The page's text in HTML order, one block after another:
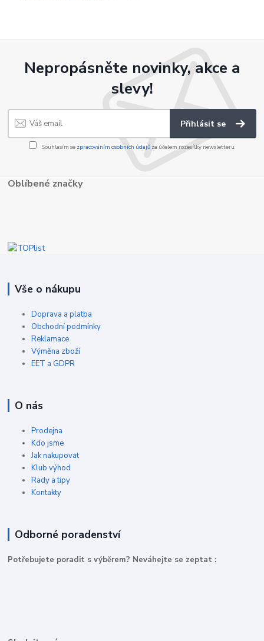
Nepropásněte novinky, akce a
slevy!
Přihlásit se
Souhlasím se zpracováním osobních údajůza účelem rozesílky newsletteru.
Oblíbené značky
Vše o nákupu
Doprava a platba
Obchodní podmínky
Reklamace
Výměna zboží
EET a GDPR
O nás
Prodejna
Kdo jsme
Jak nakupovat
Klub výhod
Rady a tipy
Kontakty
Odborné poradenství
Potřebujete poradit s výběrem? Neváhejte se zeptat :